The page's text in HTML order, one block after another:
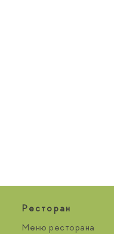
Ресторан
Меню ресторана